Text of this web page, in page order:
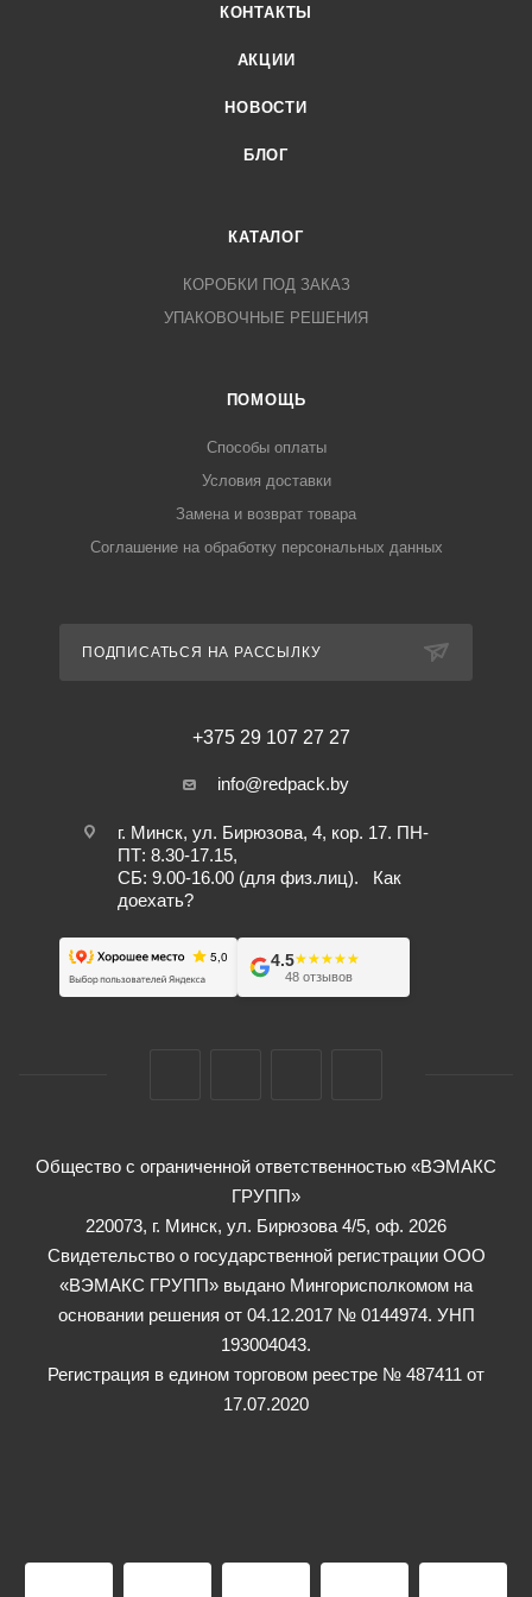
КОНТАКТЫ
АКЦИИ
НОВОСТИ
БЛОГ
КАТАЛОГ
КОРОБКИ ПОД ЗАКАЗ
УПАКОВОЧНЫЕ РЕШЕНИЯ
ПОМОЩЬ
Способы оплаты
Условия доставки
Замена и возврат товара
Соглашение на обработку персональных данных
ПОДПИСАТЬСЯ НА РАССЫЛКУ
+375 29 107 27 27
info@redpack.by
г. Минск, ул. Бирюзова, 4, кор. 17. ПН-
ПТ: 8.30-17.15,
СБ: 9.00-16.00 (для физ.лиц). Как
доехать?
4.5★★★★★
★★★★★
48 отзывов
Общество с ограниченной ответственностью «ВЭМАКС
ГРУПП»
220073, г. Минск, ул. Бирюзова 4/5, оф. 2026
Свидетельство о государственной регистрации ООО
«ВЭМАКС ГРУПП» выдано Мингорисполкомом на
основании решения от 04.12.2017 № 0144974. УНП
193004043.
Регистрация в едином торговом реестре № 487411 от
17.07.2020